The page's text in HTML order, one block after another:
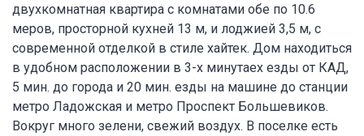
двухкомнатная квартира с комнатами обе по 10.6
меров, просторной кухней 13 м, и лоджией 3,5 м, с
современной отделкой в стиле хайтек. Дом находиться
в удобном расположении в 3-х минутаех езды от КАД,
5 мин. до города и 20 мин. езды на машине до станции
метро Ладожская и метро Проспект Большевиков.
Вокруг много зелени, свежий воздух. В поселке есть